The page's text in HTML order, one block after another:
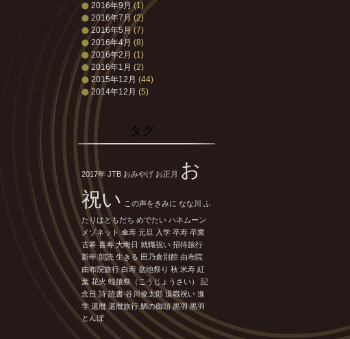
2016年9月 (1)
2016年7月 (2)
2016年5月(7)
2016年4月 (8)
2016年2月 (1)
2016年1月 (2)
2015年12月 (44)
2014年12月 (5)
タグ
2017年 JTB おみやげ お正月 お
祝い この声をきみに なな川 ふ
たりはともだち めでたい ハネムーン
メゾネット 傘寿 元旦 入学 卒寿 卒業
古希 喜寿 大晦日 就職祝い 招待旅行
新年 朗読 生きる 田乃倉別館 由布院
由布院旅行 白寿 盆地祭り 秋 米寿 紅
葉 花火 蝗攘祭（こうじょうさい）
記
念日 詩 読書 谷川俊太郎 退職祝い 進
学 還暦 還暦旅行 鯛の御頭 黒羽 黒羽
とんぼ